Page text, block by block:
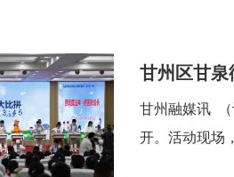
甘州区甘
甘州融媒讯 （
开。活动现场